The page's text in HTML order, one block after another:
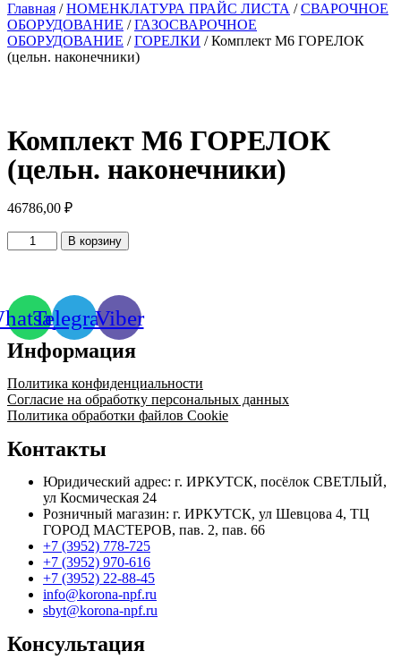
Главная /НОМЕНКЛАТУРА ПРАЙС ЛИСТА /СВАРОЧНОЕ
ОБОРУДОВАНИЕ /ГАЗОСВАРОЧНОЕ
ОБОРУДОВАНИЕ /ГОРЕЛКИ / Комплект М6 ГОРЕЛОК
(цельн. наконечники)
Комплект М6 ГОРЕЛОК
(цельн. наконечники)
46786,00 ₽
Количество
товара
ГОРЕЛОК
(цельн.
наконечники)
В корзину
TelegramViber
Информация
Политика конфиденциальности
Согласие на обработку персональных данных
Политика обработки файлов Cookie
Контакты
Юридический адрес: г. ИРКУТСК, посёлок СВЕТЛЫЙ,
ул Космическая 24
Розничный магазин: г. ИРКУТСК, ул Шевцова 4, ТЦ
ГОРОД МАСТЕРОВ, пав. 2, пав. 66
+7 (3952) 778-725
+7 (3952) 970-616
+7 (3952) 22-88-45
info@korona-npf.ru
sbyt@korona-npf.ru
Консультация